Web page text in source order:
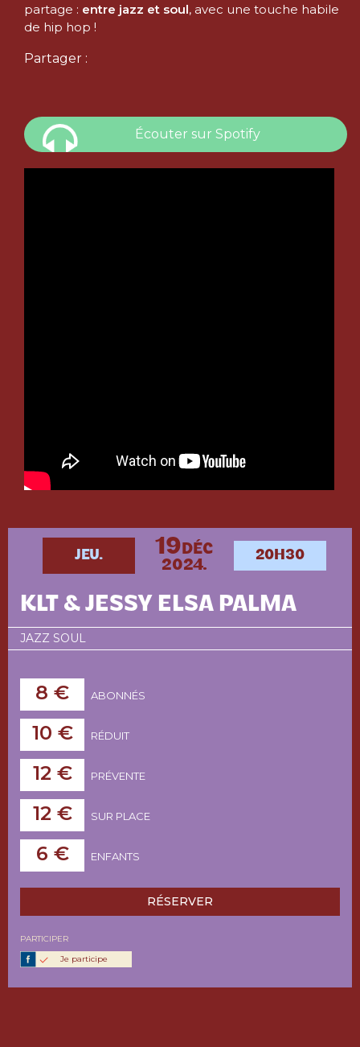
partage : entre jazz et soul, avec une touche habile
de hip hop !
Partager :
Écouter sur Spotify
JEU. 19 DÉC
2024.
20H30
KLT & JESSY ELSA PALMA
JAZZ SOUL
8 € ABONNÉS
10 € RÉDUIT
12 € PRÉVENTE
12 € SUR PLACE
6 € ENFANTS
RÉSERVER
PARTICIPER
Je participe